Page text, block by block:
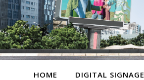
HOME DIGITAL SIGNAGE